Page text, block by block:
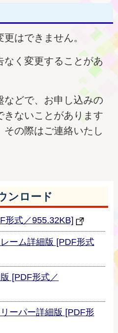
はできません。
なく変更することがあ
などで、お申し込みの
きないことがあります
の際はご連絡いたし
ンロード
形式／955.32KB]
ーム詳細版 [PDF形式
[PDF形式／
ーパー詳細版 [PDF形